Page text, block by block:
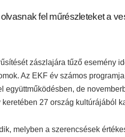
fel műrészleteket a
zászlajára tűző esemény
Az EKF év számos
együttműködésben, de
27 ország kultúrájából
melyben a szerencsések